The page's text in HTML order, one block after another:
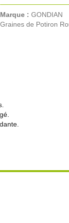
Marque : GONDIAN
Graines de Potiron